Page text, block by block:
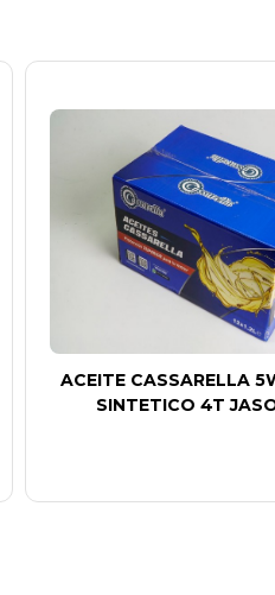
ACEITE CASSARELLA
SINTETICO 4T